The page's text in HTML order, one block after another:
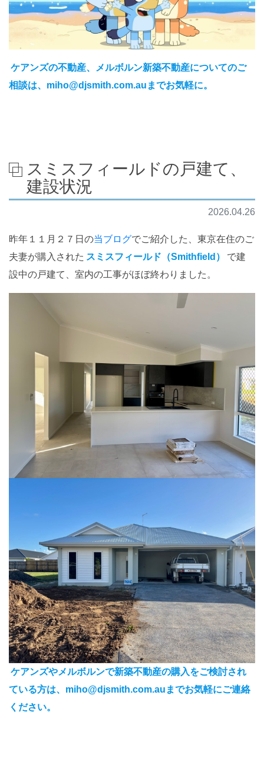
ケアンズの不動産、メルボルン新築不動産についてのご
相談は、miho@djsmith.com.auまでお気軽に。
スミスフィールドの戸建て、
建設状況
2026.04.26
昨年１１月２７日の当ブログでご紹介した、東京在住のご
夫妻が購入された スミスフィールド（Smithfield）
で建
設中の戸建て、室内の工事がほぼ終わりました。
ケアンズやメルボルンで新築不動産の購入をご検討され
ている方は、miho@djsmith.com.auまでお気軽にご連絡
ください。